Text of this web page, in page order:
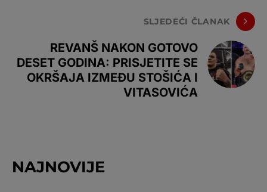
SLJEDEĆI ČLANAK
REVANŠ NAKON GOTOVO
DESET GODINA: PRISJETITE SE
OKRŠAJA IZMEĐU STOŠIĆA I
VITASOVIĆA
NAJNOVIJE